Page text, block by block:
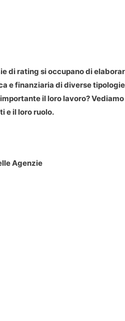
di rating si occupano di
e finanziaria di diverse
il loro lavoro?
e il loro ruolo.
Agenzie